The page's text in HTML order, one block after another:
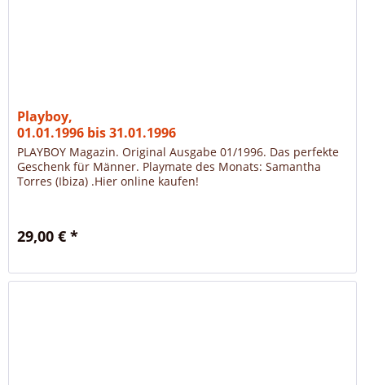
Playboy,
01.01.1996 bis 31.01.1996
PLAYBOY Magazin. Original Ausgabe 01/1996. Das perfekte
Geschenk für Männer. Playmate des Monats: Samantha
Torres (Ibiza) .Hier online kaufen!
29,00 € *